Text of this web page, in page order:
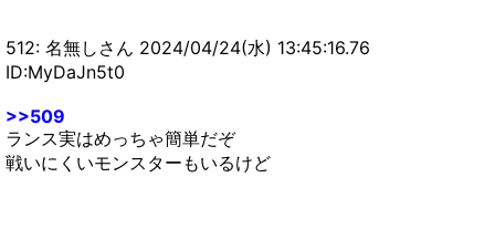
512: 名無しさん 2024/04/24(水) 13:45:16.76
ID:MyDaJn5t0
>>509
ランス実はめっちゃ簡単だぞ
戦いにくいモンスターもいるけど